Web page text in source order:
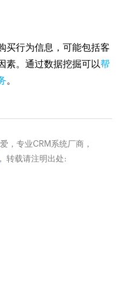
买行为信息，可能包括客
素。通过数据挖掘可以帮
。
，专业CRM系统厂商，
， 转载请注明出处: